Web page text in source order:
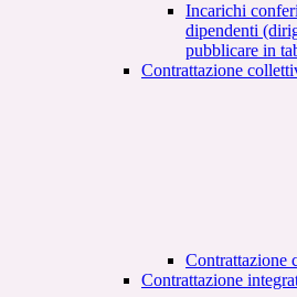
Incarichi
dipendenti
pubblicare in
Contrattazione
Contrattazione
Contrattazione